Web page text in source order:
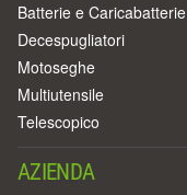
Batterie e Caricabatterie
Decespugliatori
Motoseghe
Multiutensile
Telescopico
AZIENDA